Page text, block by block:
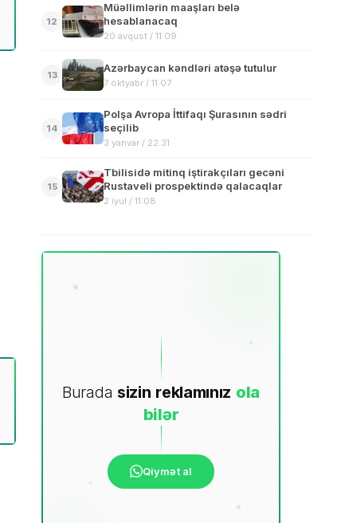
12
Müəllimlərin maaşları belə
hesablanacaq
20 avqust / 11:09
13
Azərbaycan kəndləri atəşə tutulur
7 oktyabr / 11:07
14
Polşa Avropa İttifaqı Şurasının sədri
seçilib
3 yanvar / 22:31
15
Tbilisidə mitinq iştirakçıları gecəni
Rustaveli prospektində qalacaqlar
2 iyul / 11:08
Burada sizin reklamınız ola
bilər
Qiymət al